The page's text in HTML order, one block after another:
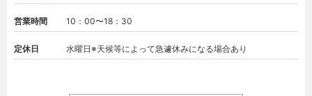
営業時間 10：00〜18：30
定休日 水曜日※天候等によって急遽休みになる場合あり